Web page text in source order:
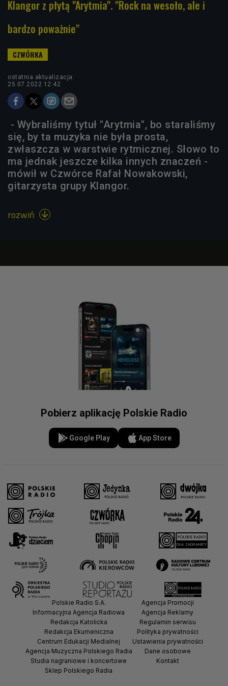
Klangor z płytą "Arytmia". "Rock na wesoło, ale i
bardzo poważnie"
ostatnia aktualizacja:
25.07.2022 12:42
- Wybraliśmy tytuł "Arytmia", bo staraliśmy
się, by ta muzyka nie była prosta,
zwłaszcza w warstwie rytmicznej. Słowo to
ma jednak jeszcze kilka innych znaczeń -
mówił w Czwórce Rafał Nowakowski,
gitarzysta grupy Klangor.
rozwiń 
Pobierz aplikację Polskie Radio
Google Play App Store
Polskie Radio S.A.
Informacyjna Agencja Radiowa
Redakcja Katolicka
Redakcja Ekumeniczna
Centrum Edukacji Medialnej
Agencja Muzyczna Polskiego Radia
Studia nagraniowe i koncertowe
Sklep Polskiego Radia
Agencja Promocji
Agencja Reklamy
Regulamin serwisu
Polityka prywatności
Ustawienia prywatności
Dane osobowe
Kontakt